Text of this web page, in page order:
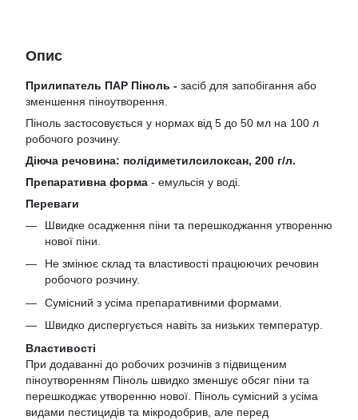
Опис
Прилипатель ПАР Піноль - засіб для запобігання або
зменшення піноутворення.
Піноль застосовується у нормах від 5 до 50 мл на 100 л
робочого розчину.
Діюча речовина: полідиметилсилоксан, 200 г/л.
Препаративна форма - емульсія у воді.
Переваги
Швидке осадження піни та перешкоджання утворенню
нової піни.
Не змінює склад та властивості працюючих речовин
робочого розчину.
Сумісний з усіма препаративними формами.
Швидко диспергується навіть за низьких температур.
Властивості
При додаванні до робочих розчинів з підвищеним
піноутворенням Піноль швидко зменшує обсяг піни та
перешкоджає утворенню нової. Піноль сумісний з усіма
видами пестицидів та мікродобрив, але перед